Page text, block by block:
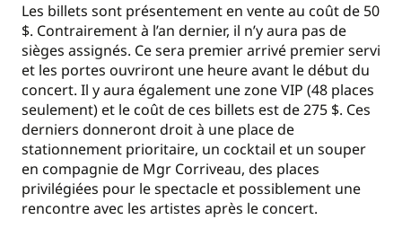
Les billets sont présentement en vente au coût de 50
$. Contrairement à l’an dernier, il n’y aura pas de
sièges assignés. Ce sera premier arrivé premier servi
et les portes ouvriront une heure avant le début du
concert. Il y aura également une zone VIP (48 places
seulement) et le coût de ces billets est de 275 $. Ces
derniers donneront droit à une place de
stationnement prioritaire, un cocktail et un souper
en compagnie de Mgr Corriveau, des places
privilégiées pour le spectacle et possiblement une
rencontre avec les artistes après le concert.